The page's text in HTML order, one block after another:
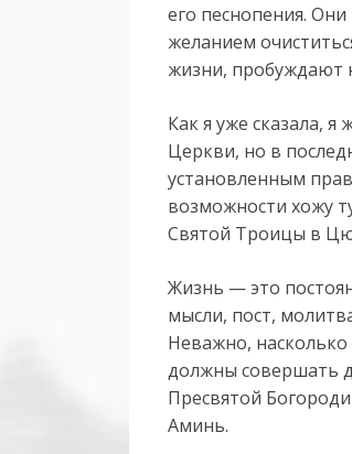
его песнопения.
желанием
жизни, пробуждают
Как я уже сказала,
Церкви, но в
установленным
возможности хожу
Святой Троицы в
Жизнь — это
мысли, пост,
Неважно,
должны совершать
Пресвятой
Аминь.